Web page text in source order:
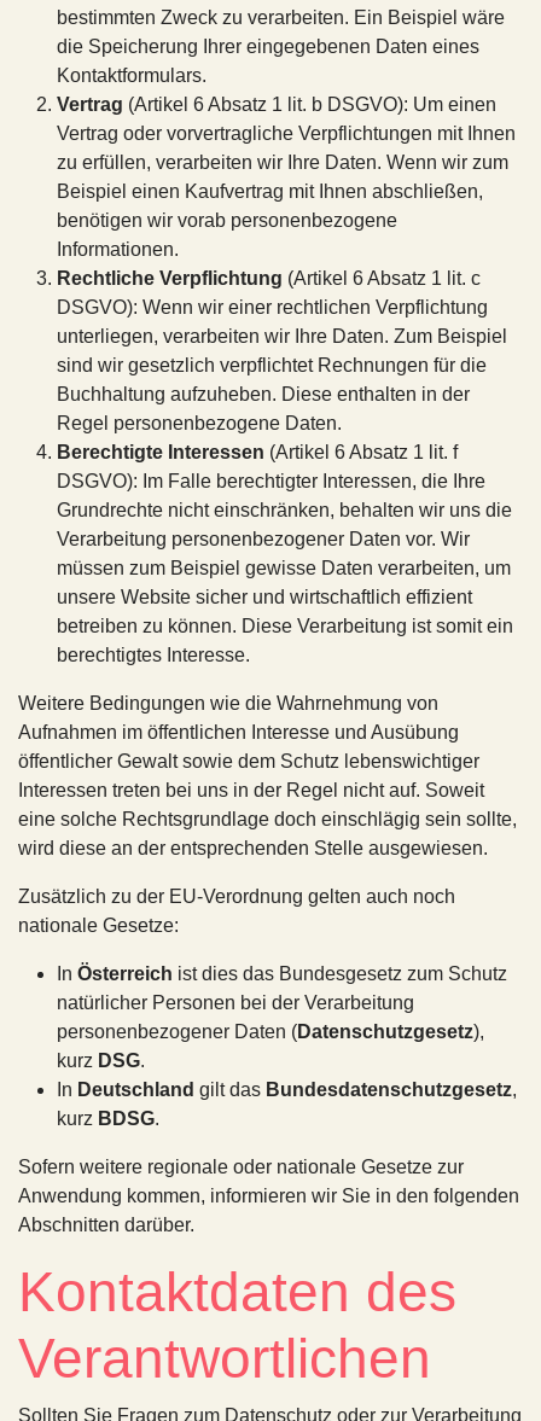
bestimmten Zweck zu verarbeiten. Ein Beispiel wäre
die Speicherung Ihrer eingegebenen Daten eines
Kontaktformulars.
Vertrag (Artikel 6 Absatz 1 lit. b DSGVO): Um einen
Vertrag oder vorvertragliche Verpflichtungen mit Ihnen
zu erfüllen, verarbeiten wir Ihre Daten. Wenn wir zum
Beispiel einen Kaufvertrag mit Ihnen abschließen,
benötigen wir vorab personenbezogene
Informationen.
Rechtliche Verpflichtung (Artikel 6 Absatz 1 lit. c
DSGVO): Wenn wir einer rechtlichen Verpflichtung
unterliegen, verarbeiten wir Ihre Daten. Zum Beispiel
sind wir gesetzlich verpflichtet Rechnungen für die
Buchhaltung aufzuheben. Diese enthalten in der
Regel personenbezogene Daten.
Berechtigte Interessen (Artikel 6 Absatz 1 lit. f
DSGVO): Im Falle berechtigter Interessen, die Ihre
Grundrechte nicht einschränken, behalten wir uns die
Verarbeitung personenbezogener Daten vor. Wir
müssen zum Beispiel gewisse Daten verarbeiten, um
unsere Website sicher und wirtschaftlich effizient
betreiben zu können. Diese Verarbeitung ist somit ein
berechtigtes Interesse.
Weitere Bedingungen wie die Wahrnehmung von
Aufnahmen im öffentlichen Interesse und Ausübung
öffentlicher Gewalt sowie dem Schutz lebenswichtiger
Interessen treten bei uns in der Regel nicht auf. Soweit
eine solche Rechtsgrundlage doch einschlägig sein sollte,
wird diese an der entsprechenden Stelle ausgewiesen.
Zusätzlich zu der EU-Verordnung gelten auch noch
nationale Gesetze:
In Österreich ist dies das Bundesgesetz zum Schutz
natürlicher Personen bei der Verarbeitung
personenbezogener Daten (Datenschutzgesetz),
kurz DSG.
In Deutschland gilt das Bundesdatenschutzgesetz,
kurz BDSG.
Sofern weitere regionale oder nationale Gesetze zur
Anwendung kommen, informieren wir Sie in den folgenden
Abschnitten darüber.
Kontaktdaten des
Verantwortlichen
Sollten Sie Fragen zum Datenschutz oder zur Verarbeitung